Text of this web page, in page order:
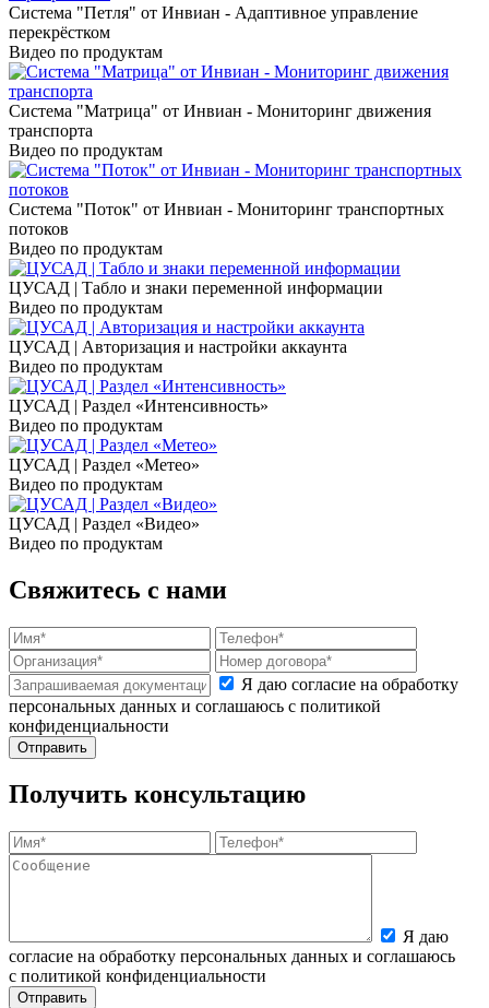
Система "Петля" от Инвиан - Адаптивное управление
перекрёстком
Видео по продуктам
Система "Матрица" от Инвиан - Мониторинг движения
транспорта
Видео по продуктам
Система "Поток" от Инвиан - Мониторинг транспортных
потоков
Видео по продуктам
ЦУСАД | Табло и знаки переменной информации
Видео по продуктам
ЦУСАД | Авторизация и настройки аккаунта
Видео по продуктам
ЦУСАД | Раздел «Интенсивность»
Видео по продуктам
ЦУСАД | Раздел «Метео»
Видео по продуктам
ЦУСАД | Раздел «Видео»
Видео по продуктам
Свяжитесь с нами
Я даю согласие на обработку
персональных данных и соглашаюсь с политикой
конфиденциальности
Получить консультацию
Я даю
согласие на обработку персональных данных и соглашаюсь
с политикой конфиденциальности